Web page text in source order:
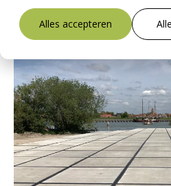
Alles accepteren
Bestekservice
Downloads
Werken bij
Over Railcon®
Over Divicon®
Medewerkers
Historie
MVO
Veelgestelde vragen
Contact Railcon®
Contact Divicon®
Openingstijden